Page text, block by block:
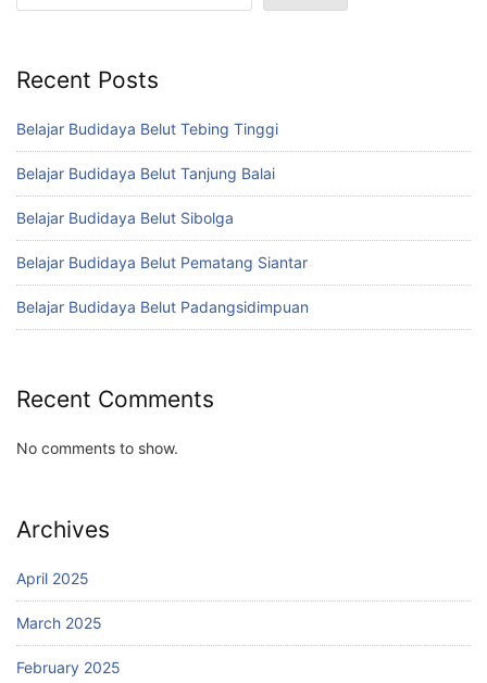
Recent Posts
Belajar Budidaya Belut Tebing Tinggi
Belajar Budidaya Belut Tanjung Balai
Belajar Budidaya Belut Sibolga
Belajar Budidaya Belut Pematang Siantar
Belajar Budidaya Belut Padangsidimpuan
Recent Comments
No comments to show.
Archives
April 2025
March 2025
February 2025